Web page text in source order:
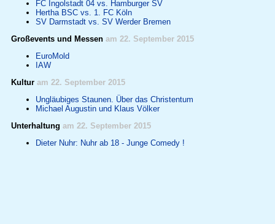
FC Ingolstadt 04 vs. Hamburger SV
Hertha BSC vs. 1. FC Köln
SV Darmstadt vs. SV Werder Bremen
Großevents und Messen am 22. September 2015
EuroMold
IAW
Kultur am 22. September 2015
Ungläubiges Staunen. Über das Christentum
Michael Augustin und Klaus Völker
Unterhaltung am 22. September 2015
Dieter Nuhr: Nuhr ab 18 - Junge Comedy !